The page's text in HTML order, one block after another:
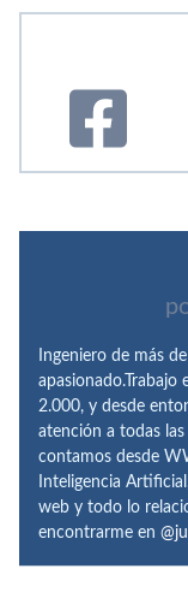
Ingeniero de más
apasionado.Trabajo
2.000, y desde
atención a todas
contamos desde
Inteligencia
web y todo lo
encontrarme en